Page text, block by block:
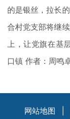
的是银丝，拉长
合村党支部将继
上，让党旗在基
口镇 作者：周鸣卓
网站地图